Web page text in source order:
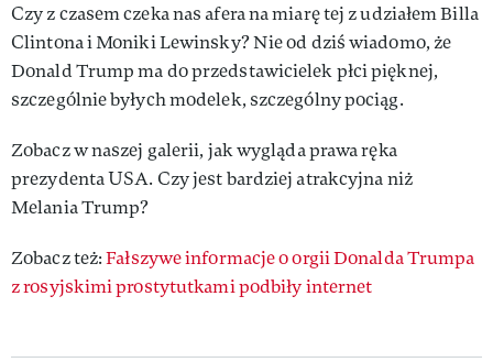
Czy z czasem czeka nas afera na miarę tej z udziałem Billa
Clintona i Moniki Lewinsky? Nie od dziś wiadomo, że
Donald Trump ma do przedstawicielek płci pięknej,
szczególnie byłych modelek, szczególny pociąg.
Zobacz w naszej galerii, jak wygląda prawa ręka
prezydenta USA. Czy jest bardziej atrakcyjna niż
Melania Trump?
Zobacz też:Fałszywe informacje o orgii Donalda Trumpa
z rosyjskimi prostytutkami podbiły internet